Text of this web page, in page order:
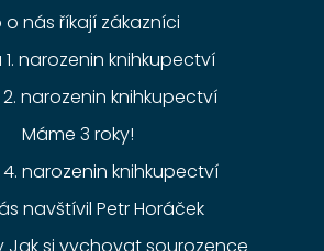
o nás říkají zákazníci
narozenin knihkupectví
narozenin knihkupectví
Máme 3 roky!
narozenin knihkupectví
navštívil Petr Horáček